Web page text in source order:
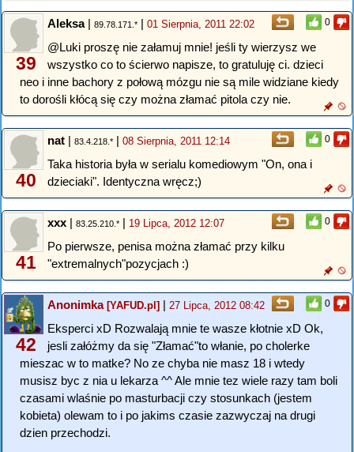
0
39
Aleksa| 89.78.171.* | 01 Sierpnia, 2011 22:02
@Luki proszę nie załamuj mnie! jeśli ty wierzysz we
wszystko co to ścierwo napisze, to gratuluję ci. dzieci
neo i inne bachory z połową mózgu nie są mile widziane kiedy
to dorośli kłócą się czy można złamać pitola czy nie.
0
40
nat | 83.4.218.* | 08 Sierpnia, 2011 12:14
Taka historia była w serialu komediowym "On, ona i
dzieciaki". Identyczna wręcz;)
0
41
xxx | 83.25.210.* | 19 Lipca, 2012 12:07
Po pierwsze, penisa można złamać przy kilku
"extremalnych"pozycjach :)
0
42
Anonimka[YAFUD.pl] | 27 Lipca, 2012 08:42
Eksperci xD Rozwalają mnie te wasze kłotnie xD Ok,
jesli załóżmy da się "Złamać"to włanie, po cholerke
mieszac w to matke? No ze chyba nie masz 18 i wtedy
musisz byc z nia u lekarza ^^ Ale mnie tez wiele razy tam boli
czasami wlaśnie po masturbacji czy stosunkach (jestem
kobieta) olewam to i po jakims czasie zazwyczaj na drugi
dzien przechodzi.